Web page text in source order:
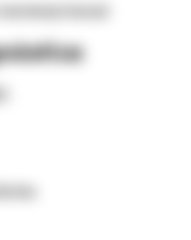
inicial